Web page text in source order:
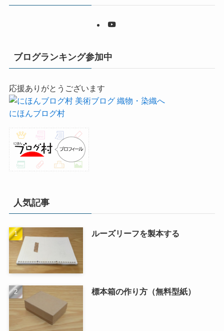
ブログランキング参加中
応援ありがとうございます
にほんブログ村
人気記事
ルーズリーフを製本する
標本箱の作り方（無料型紙）